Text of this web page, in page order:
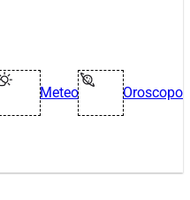
Meteo Oroscopo